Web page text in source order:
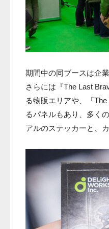
期間中の同ブースは企
さらには『The Last
る物販エリアや、『
るパネルもあり、多く
アルのステッカーと、